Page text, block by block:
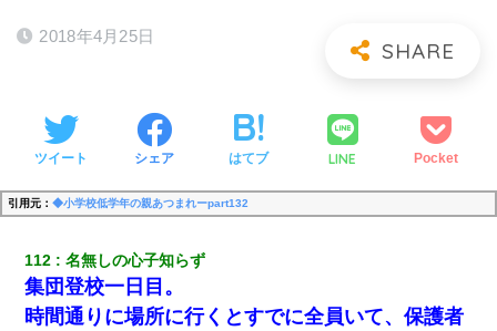
2018年4月25日
ツイート シェア はてブ LINE Pocket
引用元： ◆小学校低学年の親あつまれーpart132
112 名無しの心子知らず
集団登校一日目。
時間通りに場所に行くとすでに全員いて、保護者